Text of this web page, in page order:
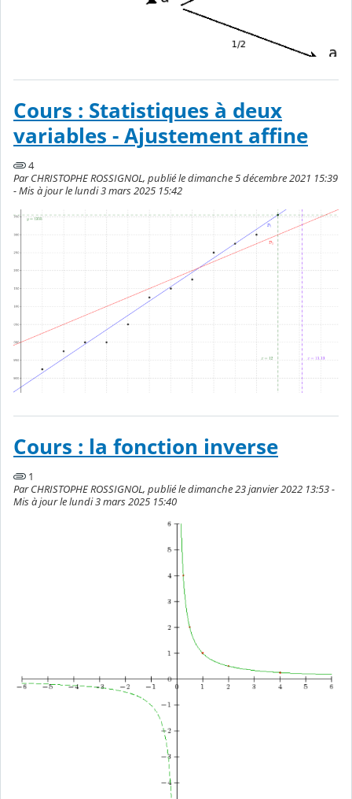
Cours : Statistiques à deux
variables - Ajustement affine
4
Par CHRISTOPHE ROSSIGNOL, publié le dimanche 5 décembre 2021 15:39
- Mis à jour le lundi 3 mars 2025 15:42
Cours : la fonction inverse
1
Par CHRISTOPHE ROSSIGNOL, publié le dimanche 23 janvier 2022 13:53 -
Mis à jour le lundi 3 mars 2025 15:40